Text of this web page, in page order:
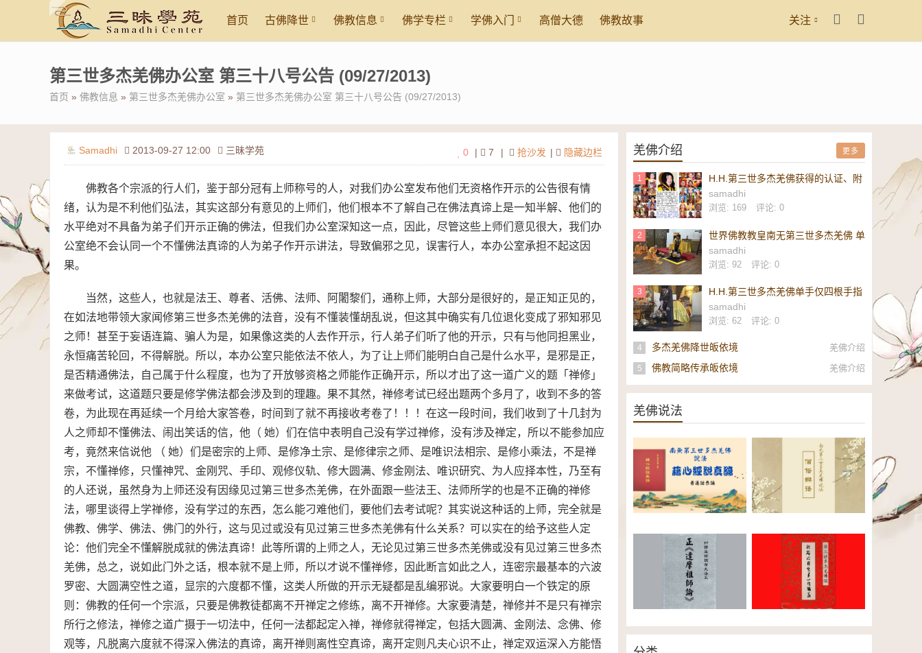
关注
首页 古佛降世 佛教信息 佛学专栏 学佛入门 高僧大德 佛教故事
第三世多杰羌佛办公室 第三十八号公告 (09/27/2013)
首页 » 佛教信息 » 第三世多杰羌佛办公室 » 第三世多杰羌佛办公室 第三十八号公告 (09/27/2013)
Samadhi 2013-09-27 12:00 三昧学苑 | 隐藏边栏
| 抢沙发
| 7
0
佛教各个宗派的行人们，鉴于部分冠有上师称号的人，对我们办公室发布他们无资格作开示的公告很有情
绪，认为是不利他们弘法，其实这部分有意见的上师们，他们根本不了解自己在佛法真谛上是一知半解、他们的
水平绝对不具备为弟子们开示正确的佛法，但我们办公室深知这一点，因此，尽管这些上师们意见很大，我们办
公室绝不会认同一个不懂佛法真谛的人为弟子作开示讲法，导致偏邪之见，误害行人，本办公室承担不起这因
果。
当然，这些人，也就是法王、尊者、活佛、法师、阿闍黎们，通称上师，大部分是很好的，是正知正见的，
在如法地带领大家闻修第三世多杰羌佛的法音，没有不懂装懂胡乱说，但这其中确实有几位退化变成了邪知邪见
之师！甚至于妄语连篇、骗人为是，如果像这类的人去作开示，行人弟子们听了他的开示，只有与他同担黑业，
永恒痛苦轮回，不得解脱。所以，本办公室只能依法不依人，为了让上师们能明白自己是什么水平，是邪是正，
是否精通佛法，自己属于什么程度，也为了开放够资格之师能作正确开示，所以才出了这一道广义的题「禅修」
来做考试，这道题只要是修学佛法都会涉及到的理趣。果不其然，禅修考试已经出题两个多月了，收到不多的答
卷，为此现在再延续一个月给大家答卷，时间到了就不再接收考卷了！！！在这一段时间，我们收到了十几封为
人之师却不懂佛法、闹出笑话的信，他（ 她）们在信中表明自己没有学过禅修，没有涉及禅定，所以不能参加应
考，竟然来信说他 （ 她）们是密宗的上师、是修净土宗、是修律宗之师、是唯识法相宗、是修小乘法，不是禅
宗，不懂禅修，只懂神咒、金刚咒、手印、观修仪轨、修大圆满、修金刚法、唯识研究、为人应择本性，乃至有
的人还说，虽然身为上师还没有因缘见过第三世多杰羌佛，在外面跟一些法王、法师所学的也是不正确的禅修
法，哪里谈得上学禅修，没有学过的东西，怎么能刁难他们，要他们去考试呢？其实说这种话的上师，完全就是
佛教、佛学、佛法、佛门的外行，这与见过或没有见过第三世多杰羌佛有什么关系？可以实在的给予这些人定
论：他们完全不懂解脱成就的佛法真谛！此等所谓的上师之人，无论见过第三世多杰羌佛或没有见过第三世多杰
羌佛，总之，说如此门外之话，根本就不是上师，所以才说不懂禅修，因此断言如此之人，连密宗最基本的六波
罗密、大圆满空性之道，显宗的六度都不懂，这类人所做的开示无疑都是乱编邪说。大家要明白一个铁定的原
则：佛教的任何一个宗派，只要是佛教徒都离不开禅定之修练，离不开禅修。大家要清楚，禅修并不是只有禅宗
所行之修法，禅修之道广摄于一切法中，任何一法都起定入禅，禅修就得禅定，包括大圆满、金刚法、念佛、修
观等，凡脱离六度就不得深入佛法的真谛，离开禅则离性空真谛，离开定则凡夫心识不止，禅定双运深入方能悟
更多
羌佛介绍
1
H.H.第三世多杰羌佛获得的认证、附
议、恭贺
samadhi
浏览: 169 评论: 0
2
世界佛教教皇南无第三世多杰羌佛 单
手勾提 437.2 磅金刚杵-维加斯新闻
报
samadhi
浏览: 92 评论: 0
3
H.H.第三世多杰羌佛单手仅四根手指
勾起 437.2 磅重的镇殿金刚杵-美新
社
samadhi
浏览: 62 评论: 0
4 多杰羌佛降世皈依境 羌佛介绍
5 佛教简略传承皈依境 羌佛介绍
羌佛说法
真谛》普通话恭诵（全）电子书
辩语